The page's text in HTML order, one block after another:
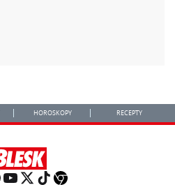
HOROSKOPY RECEPTY